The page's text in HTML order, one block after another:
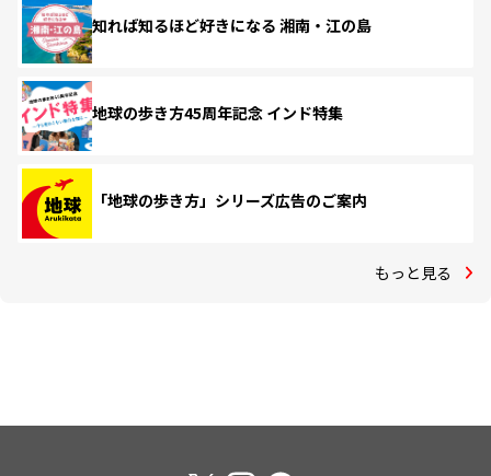
知れば知るほど好きになる 湘南・江の島
地球の歩き方45周年記念 インド特集
「地球の歩き方」シリーズ広告のご案内
もっと見る